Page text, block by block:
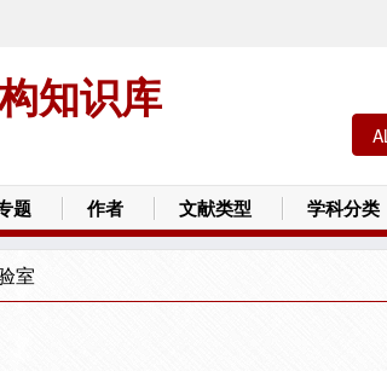
知识库
题 作者 文献类型 学科分类
室